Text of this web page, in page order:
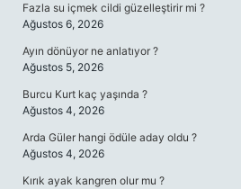
Fazla su içmek cildi güzelleştirir mi ?
Ağustos 6, 2026
Ayın dönüyor ne anlatıyor ?
Ağustos 5, 2026
Burcu Kurt kaç yaşında ?
Ağustos 4, 2026
Arda Güler hangi ödüle aday oldu ?
Ağustos 4, 2026
Kırık ayak kangren olur mu ?